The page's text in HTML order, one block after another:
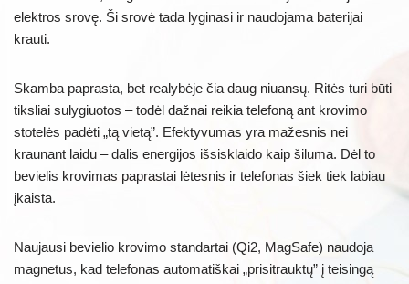
elektros srovę. Ši srovė tada lyginasi ir naudojama baterijai
krauti.
Skamba paprasta, bet realybėje čia daug niuansų. Ritės turi būti
tiksliai sulygiuotos – todėl dažnai reikia telefoną ant krovimo
stotelės padėti „tą vietą”. Efektyvumas yra mažesnis nei
kraunant laidu – dalis energijos išsisklaidо kaip šiluma. Dėl to
bevielis krovimas paprastai lėtesnis ir telefonas šiek tiek labiau
įkaista.
Naujausi bevielio krovimo standartai (Qi2, MagSafe) naudoja
magnetus, kad telefonas automatiškai „prisitrauktų” į teisingą